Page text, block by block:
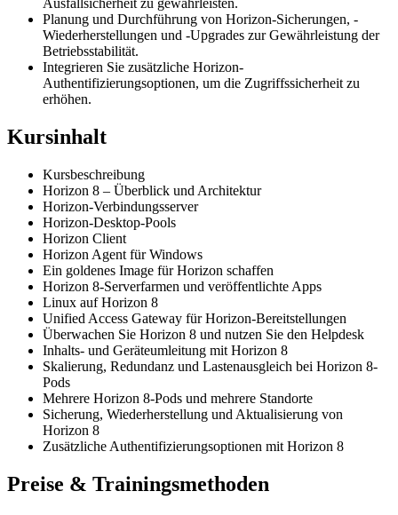
Ausfallsicherheit zu gewährleisten.
Planung und Durchführung von Horizon-Sicherungen, -
Wiederherstellungen und -Upgrades zur Gewährleistung der
Betriebsstabilität.
Integrieren Sie zusätzliche Horizon-
Authentifizierungsoptionen, um die Zugriffssicherheit zu
erhöhen.
Kursinhalt
Kursbeschreibung
Horizon 8 – Überblick und Architektur
Horizon-Verbindungsserver
Horizon-Desktop-Pools
Horizon Client
Horizon Agent für Windows
Ein goldenes Image für Horizon schaffen
Horizon 8-Serverfarmen und veröffentlichte Apps
Linux auf Horizon 8
Unified Access Gateway für Horizon-Bereitstellungen
Überwachen Sie Horizon 8 und nutzen Sie den Helpdesk
Inhalts- und Geräteumleitung mit Horizon 8
Skalierung, Redundanz und Lastenausgleich bei Horizon 8-
Pods
Mehrere Horizon 8-Pods und mehrere Standorte
Sicherung, Wiederherstellung und Aktualisierung von
Horizon 8
Zusätzliche Authentifizierungsoptionen mit Horizon 8
Preise & Trainingsmethoden